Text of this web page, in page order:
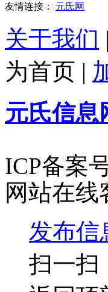
友情连接： 元氏网
关于我们 |
为首页 |
元氏信息
ICP备案
网站在线
发布信
扫一扫